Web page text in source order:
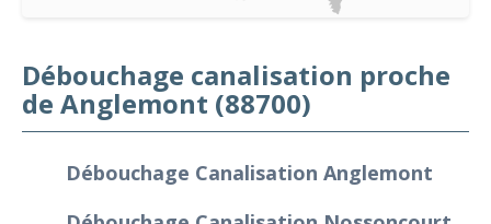
Débouchage canalisation proche
de Anglemont (88700)
Débouchage Canalisation Anglemont